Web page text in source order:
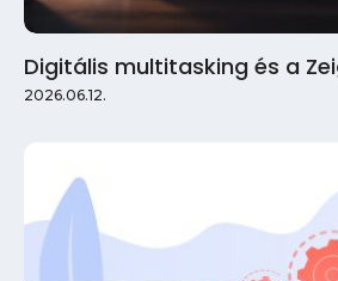
Digitális multitasking és a
2026.06.12.